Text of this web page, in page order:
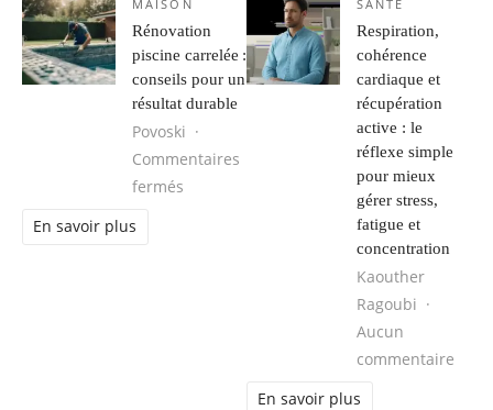
MAISON
Rénovation
piscine carrelée :
conseils pour un
résultat durable
Povoski
Commentaires
fermés sur Rénovation piscine carrelée :
En savoir plus
SANTÉ
Respiration,
cohérence
cardiaque et
récupération
active : le
réflexe simple
pour mieux
gérer stress,
fatigue et
concentration
Kaouther
Ragoubi
Aucun
commentaire
En savoir plus